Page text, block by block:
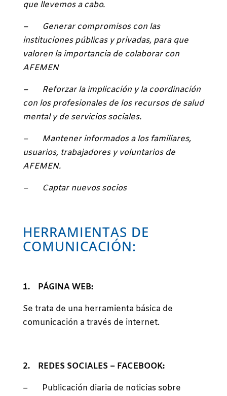
que llevemos a cabo.
– Generar compromisos con las
instituciones públicas y privadas, para que
valoren la importancia de colaborar con
AFEMEN
– Reforzar la implicación y la coordinación
con los profesionales de los recursos de salud
mental y de servicios sociales.
– Mantener informados a los familiares,
usuarios, trabajadores y voluntarios de
AFEMEN.
– Captar nuevos socios
HERRAMIENTAS DE
COMUNICACIÓN:
1. PÁGINA WEB:
Se trata de una herramienta básica de
comunicación a través de internet.
2. REDES SOCIALES – FACEBOOK:
– Publicación diaria de noticias sobre